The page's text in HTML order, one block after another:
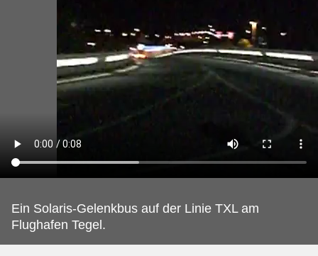
Ein Solaris-Gelenkbus auf der Linie TXL am
Flughafen Tegel.